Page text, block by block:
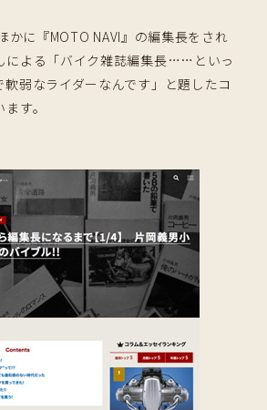
かに『MOTO NAVI』の編集長をされ
による「バイク雑誌編集長……といっ
弱なライダーなんです」と題したコ
す。